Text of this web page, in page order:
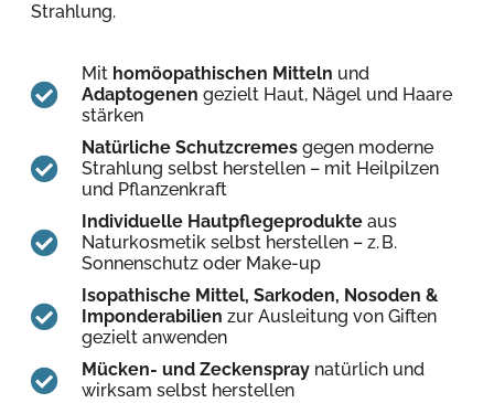
Strahlung.
Mit homöopathischen Mitteln und
Adaptogenen gezielt Haut, Nägel und Haare
stärken
Natürliche Schutzcremes gegen moderne
Strahlung selbst herstellen – mit Heilpilzen
und Pflanzenkraft
Individuelle Hautpflegeprodukte aus
Naturkosmetik selbst herstellen – z. B.
Sonnenschutz oder Make-up
Isopathische Mittel, Sarkoden, Nosoden &
Imponderabilien zur Ausleitung von Giften
gezielt anwenden
Mücken- und Zeckenspray natürlich und
wirksam selbst herstellen